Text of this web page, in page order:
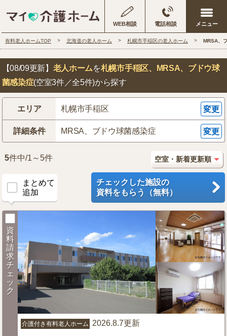
WEB相談 電話相談
有料老人ホームTOP 北海道の老人ホーム 札幌市手稲区の老人ホーム MRSA、
【08/09更新】 老人ホームを札幌市手稲区、MRSA、ブドウ球
菌感染症(空室3件／全5件)から探す
エリア 札幌市手稲区 変更
詳細条件 MRSA、ブドウ球菌感染症 変更
5件中/1～5件
まとめて
追加
チェックした施設の
資料をもらう（無料）
資
料
請
求
チ
ェ
ッ
ク
介護付き有料老人ホーム 2026.8.7更新